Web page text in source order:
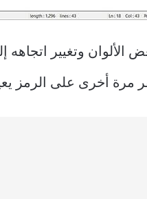
الألوان وتغيير
مرة أخرى على الرمز